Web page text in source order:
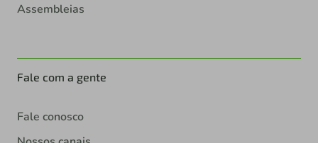
Assembleias
Fale com a gente
Fale conosco